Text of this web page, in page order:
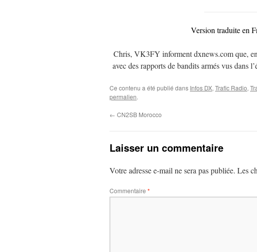
Version traduite en
Chris, VK3FY informent dxnews.com que,
avec des rapports de bandits armés vus dans
Ce contenu a été publié dans Infos DX, Trafic Radio,
permalien.
← CN2SB Morocco
Laisser un commentaire
Votre adresse e-mail ne sera pas publiée. Les
Commentaire *